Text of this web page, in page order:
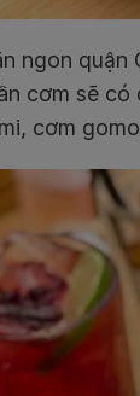
ngon quận
cơm sẽ
cơm